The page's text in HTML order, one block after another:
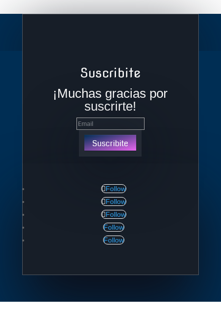
Suscribite
¡Muchas gracias por
suscrirte!
Suscribite
Follow
Follow
Follow
Follow
Follow